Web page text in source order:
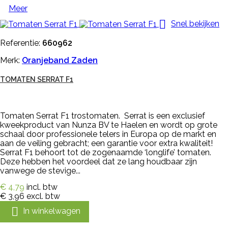
Meer
 Snel bekijken
Referentie: 660962
Merk: Oranjeband Zaden
TOMATEN SERRAT F1
Tomaten Serrat F1 trostomaten. Serrat is een exclusief
kweekproduct van Nunza BV te Haelen en wordt op grote
schaal door professionele telers in Europa op de markt en
aan de veiling gebracht; een garantie voor extra kwaliteit!
Serrat F1 behoort tot de zogenaamde ‘longlife’ tomaten.
Deze hebben het voordeel dat ze lang houdbaar zijn
vanwege de stevige...
€ 4,79 incl. btw
€ 3,96 excl. btw
 In winkelwagen